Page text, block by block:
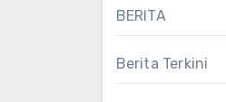
BERITA
Berita Terkini